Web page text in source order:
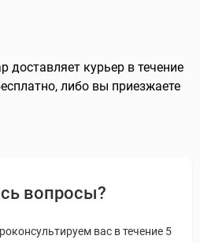
доставляет курьер в течение
либо вы приезжаете
вопросы?
вас в течение 5